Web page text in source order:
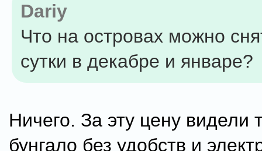
Dariy
Что на островах можно
сутки в декабре и январе?
Ничего. За эту цену видели
бунгало без удобств и